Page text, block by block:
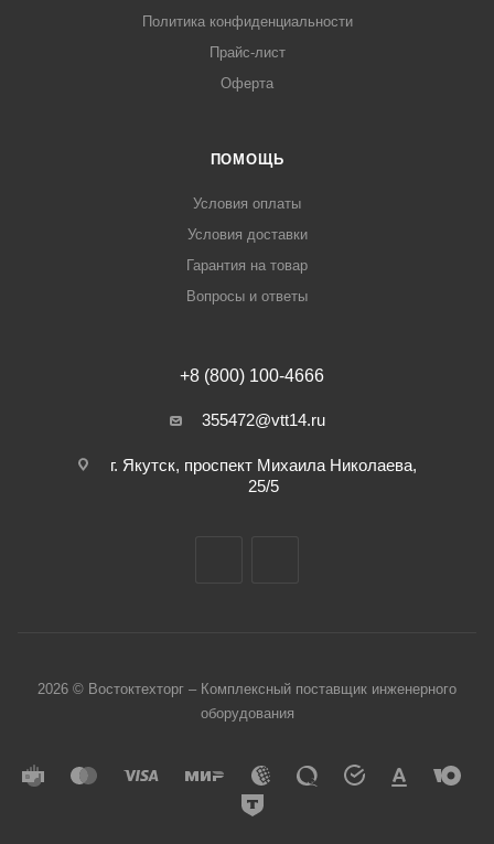
Политика конфиденциальности
Прайс-лист
Оферта
ПОМОЩЬ
Условия оплаты
Условия доставки
Гарантия на товар
Вопросы и ответы
+8 (800) 100-4666
355472@vtt14.ru
г. Якутск, проспект Михаила Николаева,
25/5
2026 © Востоктехторг – Комплексный поставщик инженерного
оборудования